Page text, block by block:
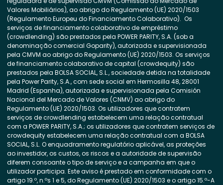
Valores Mobiliários), ao abrigo do Regulamento (UE) 2020/1503
(Regulamento Europeu do Financiamento Colaborativo). Os
serviços de financiamento colaborativo de empréstimo
(crowdlending) são prestados pela POWER PARITY, S.A. (sob a
denominação comercial Goparity), autorizada e supervisionada
pela CMVM ao abrigo do Regulamento (UE) 2020/1503. Os serviços
de financiamento colaborativo de capital (crowdequity) são
prestados pela BOLSA SOCIAL, S.L., sociedade detida na totalidade
pela Power Parity, S.A., com sede social em Hermosilla 48, 28001
Madrid (Espanha), autorizada e supervisionada pela Comisión
Nacional del Mercado de Valores (CNMV) ao abrigo do
Regulamento (UE) 2020/1503. Os utilizadores que contratem
serviços de crowdlending estabelecem uma relação contratual
com a POWER PARITY, S.A.; os utilizadores que contratem serviços de
crowdequity estabelecem uma relação contratual com a BOLSA
SOCIAL, S.L. O enquadramento regulatório aplicável, as proteções
ao investidor, os custos, os riscos e a autoridade de supervisão
diferem consoante o tipo de serviço e a campanha em que o
utilizador participa. Este aviso é prestado em conformidade com o
artigo 19.º, n.ºs 1 e 5, do Regulamento (UE) 2020/1503 e o artigo 15.º-A